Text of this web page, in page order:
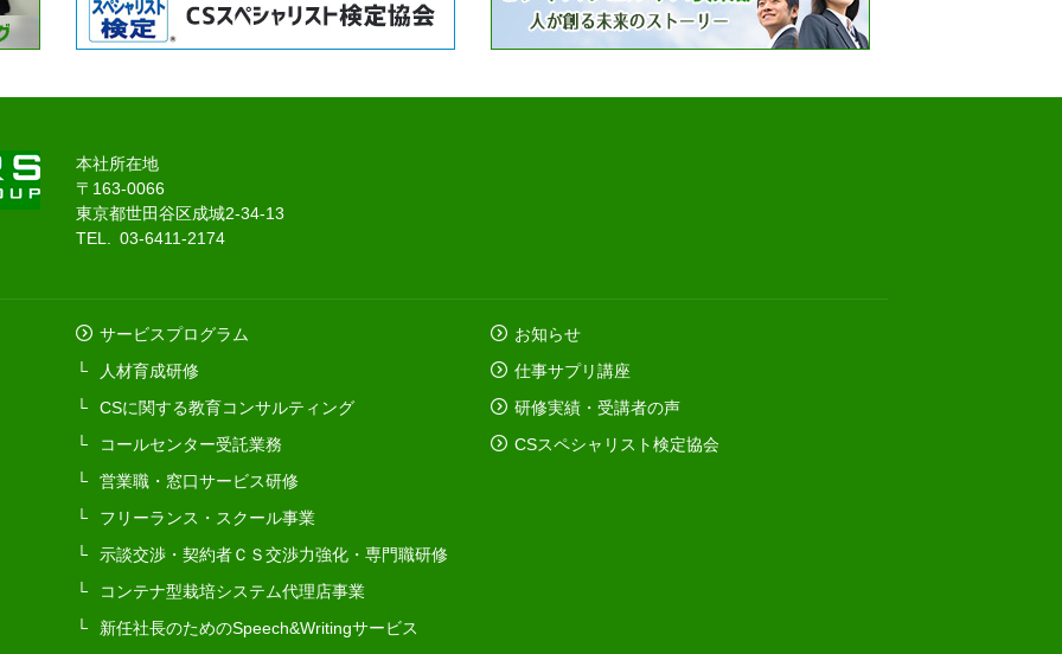
本社所在地
〒163-0066
東京都世田谷区成城2-34-13
TEL. 03-6411-2174
サービスプログラム
人材育成研修
CSに関する教育コンサルティング
コールセンター受託業務
営業職・窓口サービス研修
フリーランス・スクール事業
示談交渉・契約者ＣＳ交渉力強化・専門職研修
コンテナ型栽培システム代理店事業
新任社長のためのSpeech&Writingサービス
お知らせ
仕事サプリ講座
研修実績・受講者の声
CSスペシャリスト検定協会